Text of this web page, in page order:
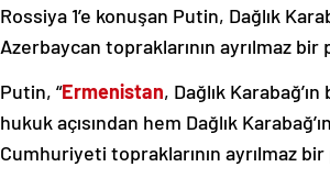
Rossiya 1’e konuşan Putin, Dağlık
Azerbaycan topraklarının ayrılmaz
Putin, “Ermenistan, Dağlık
hukuk açısından hem Dağlık
Cumhuriyeti topraklarının ayrılmaz